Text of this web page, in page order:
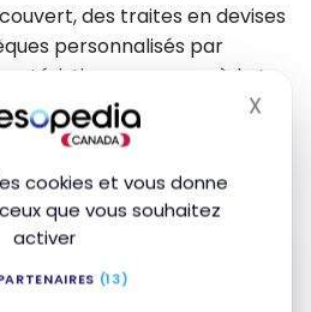
cookies et vous donne
que vous souhaitez
activer
(13)
X
des traites en devises
personnalisés par
que possède Le
6 000 $ dans votre compte.